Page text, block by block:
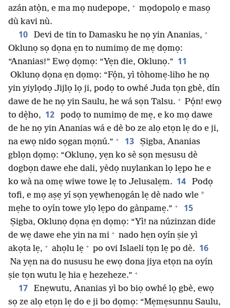
azán atọ̀n, e ma mọ nudepope, + mọdopolọ e masọ
dù kavi nù.
10 Devi de tin to Damasku he nọ yin Ananias, +
Oklunọ sọ dọna ẹn to numimọ de mẹ dọmọ:
“Ananias!” Ewọ dọmọ: “Yẹn die, Oklunọ.” 11
Oklunọ dọna ẹn dọmọ: “Fọ́n, yì tòhomẹ-liho he nọ
yin yiylọdọ Jijlọ lọ ji, podọ to owhé Juda tọn gbè, dín
dawe de he nọ yin Saulu, he wá sọn Talsu. + Pọ́n! ewọ
to dẹ̀ho, 12
podọ to numimọ de mẹ, e ko mọ dawe
de he nọ yin Ananias wá e dè bo ze alọ etọn lẹ do e ji,
na ewọ nido sọgan mọnú.” + 13
Ṣigba, Ananias
gblọn dọmọ: “Oklunọ, yẹn ko sè sọn mẹsusu dè
dogbọn dawe ehe dali, yèdọ nuylankan lọ lẹpo he e
ko wà na omẹ wiwe towe lẹ to Jelusalẹm. 14
Podọ
tofi, e mọ aṣẹ yí sọn yẹwhenọgán lẹ dè nado wle *
mẹhe to oyín towe ylọ lẹpo do gànpamẹ.” + 15
Ṣigba, Oklunọ dọna ẹn dọmọ: “Yì! na núzinzan dide
de wẹ dawe ehe yin na mi + nado hẹn oyín ṣie yì
akọta lẹ, + ahọlu lẹ + po ovi Islaeli tọn lẹ po dè. 16
Na yẹn na do nususu he ewọ dona jiya etọn na oyín
ṣie tọn wutu lẹ hia ẹ hezeheze.” +
17
Enẹwutu, Ananias yì bo biọ owhé lọ gbè, ewọ
sọ ze alọ etọn lẹ do e ji bo dọmọ: “Mẹmẹsunnu Saulu,